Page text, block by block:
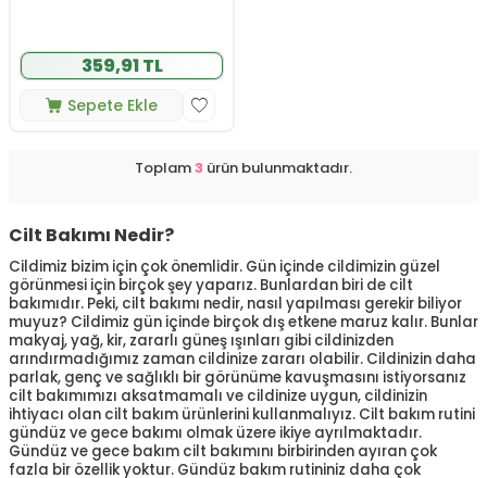
359,91 TL
Sepete Ekle
Toplam3 ürün bulunmaktadır.
Cilt Bakımı Nedir?
Cildimiz bizim için çok önemlidir. Gün içinde cildimizin güzel
görünmesi için birçok şey yaparız. Bunlardan biri de cilt
bakımıdır. Peki, cilt bakımı nedir, nasıl yapılması gerekir biliyor
muyuz? Cildimiz gün içinde birçok dış etkene maruz kalır. Bunlar
makyaj, yağ, kir, zararlı güneş ışınları gibi cildinizden
arındırmadığımız zaman cildinize zararı olabilir. Cildinizin daha
parlak, genç ve sağlıklı bir görünüme kavuşmasını istiyorsanız
cilt bakımımızı aksatmamalı ve cildinize uygun, cildinizin
ihtiyacı olan cilt bakım ürünlerini kullanmalıyız. Cilt bakım rutini
gündüz ve gece bakımı olmak üzere ikiye ayrılmaktadır.
Gündüz ve gece bakım cilt bakımını birbirinden ayıran çok
fazla bir özellik yoktur. Gündüz bakım rutininiz daha çok